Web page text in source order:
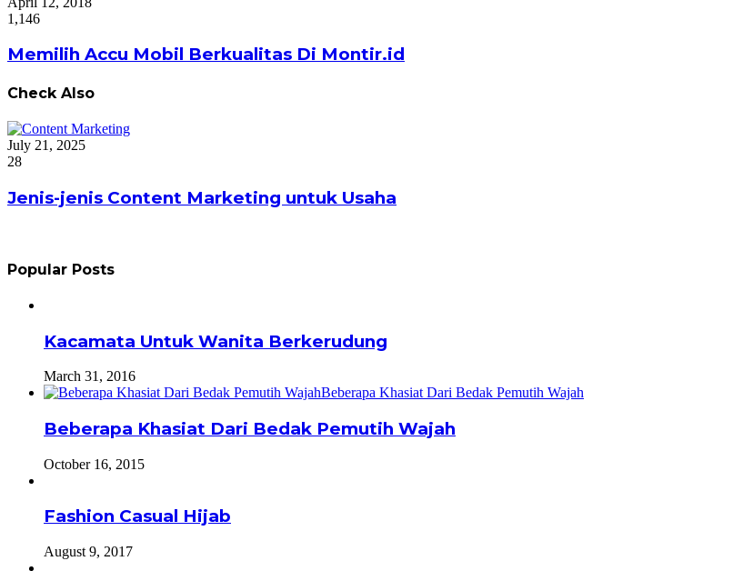
1,146
Memilih Accu Mobil Berkualitas Di Montir.id
Check Also
Close
July 21, 2025
28
Jenis-jenis Content Marketing untuk Usaha
Popular Posts
Kacamata Untuk Wanita Berkerudung
March 31, 2016
Beberapa Khasiat Dari Bedak Pemutih Wajah
October 16, 2015
Fashion Casual Hijab
August 9, 2017